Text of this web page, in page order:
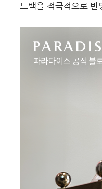
드백을 적극적으로 반